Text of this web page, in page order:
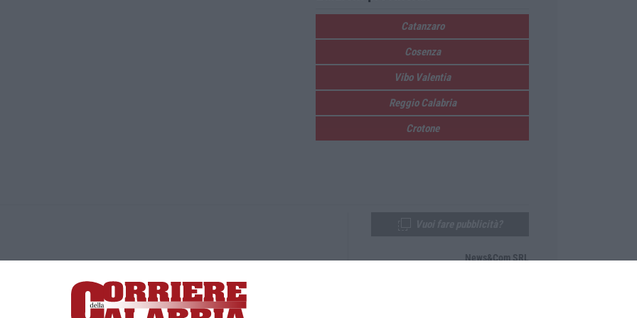
Catanzaro
Cosenza
Vibo Valentia
Reggio Calabria
Crotone
Lamezia Terme (CZ)
responsabile Paola Militano |Privacy
News&Com SRL